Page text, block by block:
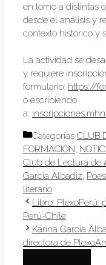
en torno a distintas
desde el análisis y
contexto histórico y
La actividad se
y requiere
formulario: https://
o escribiendo
a:
Categorías CLUB
FORMACIÓN,
Club de Lectura de
García Albadiz,
literario
Libro: PlexoPerú:
Perú-Chile
Karina García
directora de